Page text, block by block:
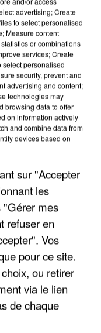
advertising; Create
to select personalised
Measure content
or combinations
services; Create
select personalised
security, prevent and
advertising and content;
technologies may
browsing data to offer
on information actively
and combine data from
devices based on
sur "Accepter
les
"Gérer mes
refuser en
Vos
pour ce site.
ou retirer
via le lien
de chaque